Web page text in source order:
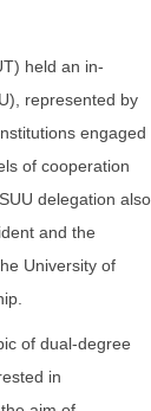
held an in-
represented by
engaged
of cooperation
delegation also
and the
University of
of dual-degree
in